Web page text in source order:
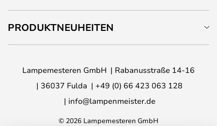
PRODUKTNEUHEITEN
Lampemesteren GmbH
Rabanusstraße 14-16
36037 Fulda
+49 (0) 66 423 063 128
info@lampenmeister.de
© 2026 Lampemesteren GmbH